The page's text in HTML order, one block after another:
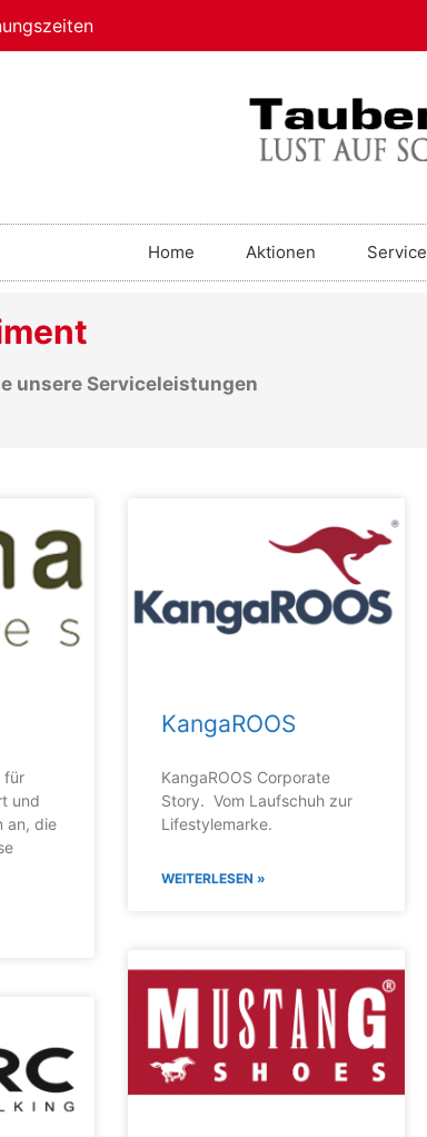
Home Aktionen Service
unsere Serviceleistungen
für
und
an, die
KangaROOS
KangaROOS Corporate
Story. Vom Laufschuh zur
Lifestylemarke.
WEITERLESEN »